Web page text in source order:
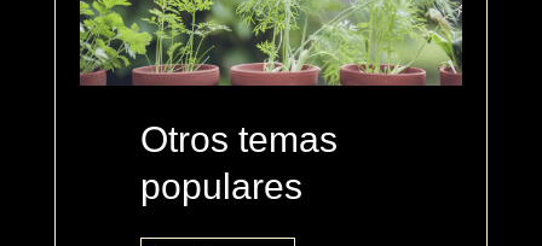
Otros temas
populares